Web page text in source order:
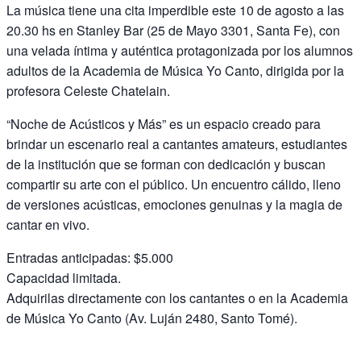
La música tiene una cita imperdible este 10 de agosto a las
20.30 hs en Stanley Bar (25 de Mayo 3301, Santa Fe), con
una velada íntima y auténtica protagonizada por los alumnos
adultos de la Academia de Música Yo Canto, dirigida por la
profesora Celeste Chatelain.
“Noche de Acústicos y Más” es un espacio creado para
brindar un escenario real a cantantes amateurs, estudiantes
de la institución que se forman con dedicación y buscan
compartir su arte con el público. Un encuentro cálido, lleno
de versiones acústicas, emociones genuinas y la magia de
cantar en vivo.
Entradas anticipadas: $5.000
Capacidad limitada.
Adquirilas directamente con los cantantes o en la Academia
de Música Yo Canto (Av. Luján 2480, Santo Tomé).